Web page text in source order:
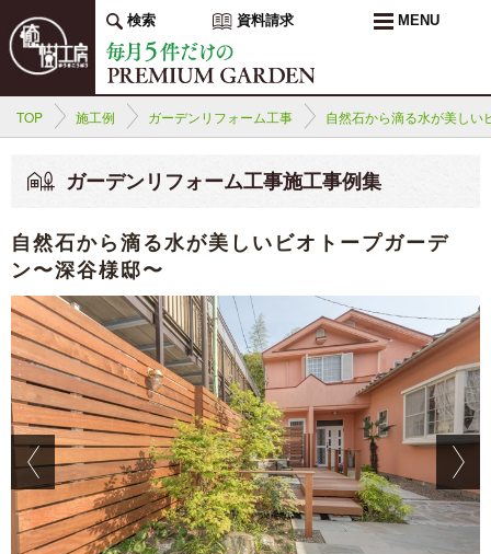
検索 資料請求 MENU
TOP 施工例 ガーデンリフォーム工事 自然石から滴る水が美しい
ガーデンリフォーム工事施工事例集
自然石から滴る水が美しいビオトープガーデ
ン〜深谷様邸〜